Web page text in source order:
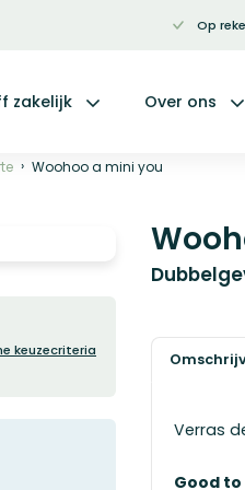
Op
zakelijk Over ons
Woohoo a mini you
keuzecriteria
Verras
Good